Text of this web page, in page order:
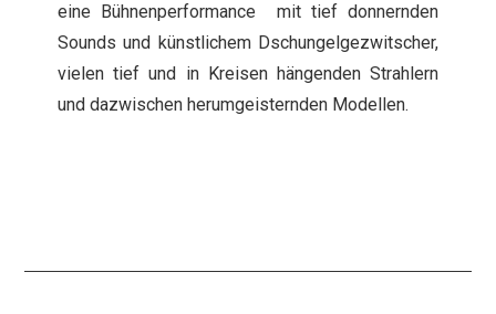
eine Bühnenperformance mit tief donnernden
Sounds und künstlichem Dschungelgezwitscher,
vielen tief und in Kreisen hängenden Strahlern
und dazwischen herumgeisternden Modellen.